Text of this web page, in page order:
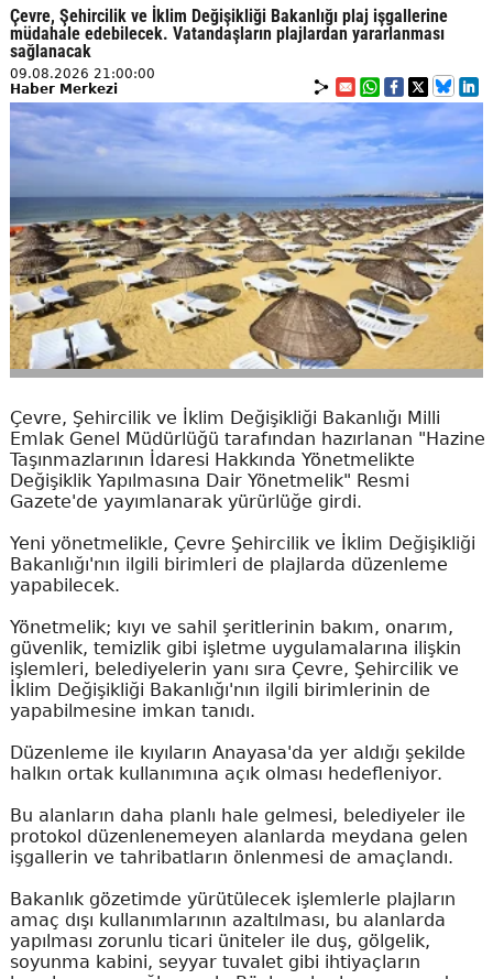
Çevre, Şehircilik ve İklim Değişikliği Bakanlığı plaj işgallerine
müdahale edebilecek. Vatandaşların plajlardan yararlanması
sağlanacak
09.08.2026 21:00:00
Haber Merkezi
Çevre, Şehircilik ve İklim Değişikliği Bakanlığı Milli
Emlak Genel Müdürlüğü tarafından hazırlanan "Hazine
Taşınmazlarının İdaresi Hakkında Yönetmelikte
Değişiklik Yapılmasına Dair Yönetmelik" Resmi
Gazete'de yayımlanarak yürürlüğe girdi.
Yeni yönetmelikle, Çevre Şehircilik ve İklim Değişikliği
Bakanlığı'nın ilgili birimleri de plajlarda düzenleme
yapabilecek.
Yönetmelik; kıyı ve sahil şeritlerinin bakım, onarım,
güvenlik, temizlik gibi işletme uygulamalarına ilişkin
işlemleri, belediyelerin yanı sıra Çevre, Şehircilik ve
İklim Değişikliği Bakanlığı'nın ilgili birimlerinin de
yapabilmesine imkan tanıdı.
Düzenleme ile kıyıların Anayasa'da yer aldığı şekilde
halkın ortak kullanımına açık olması hedefleniyor.
Bu alanların daha planlı hale gelmesi, belediyeler ile
protokol düzenlenemeyen alanlarda meydana gelen
işgallerin ve tahribatların önlenmesi de amaçlandı.
Bakanlık gözetimde yürütülecek işlemlerle plajların
amaç dışı kullanımlarının azaltılması, bu alanlarda
yapılması zorunlu ticari üniteler ile duş, gölgelik,
soyunma kabini, seyyar tuvalet gibi ihtiyaçların